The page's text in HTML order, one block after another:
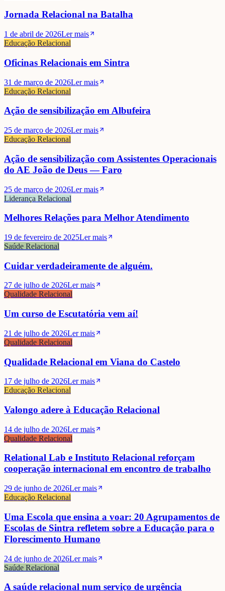
Jornada Relacional na Batalha
1 de abril de 2026Ler mais
Educação Relacional
Oficinas Relacionais em Sintra
31 de março de 2026Ler mais
Educação Relacional
Ação de sensibilização em Albufeira
25 de março de 2026Ler mais
Educação Relacional
Ação de sensibilização com Assistentes Operacionais
do AE João de Deus — Faro
25 de março de 2026Ler mais
Liderança Relacional
Melhores Relações para Melhor Atendimento
19 de fevereiro de 2025Ler mais
Saúde Relacional
Cuidar verdadeiramente de alguém.
27 de julho de 2026Ler mais
Qualidade Relacional
Um curso de Escutatória vem aí!
21 de julho de 2026Ler mais
Qualidade Relacional
Qualidade Relacional em Viana do Castelo
17 de julho de 2026Ler mais
Educação Relacional
Valongo adere à Educação Relacional
14 de julho de 2026Ler mais
Qualidade Relacional
Relational Lab e Instituto Relacional reforçam
cooperação internacional em encontro de trabalho
29 de junho de 2026Ler mais
Educação Relacional
Uma Escola que ensina a voar: 20 Agrupamentos de
Escolas de Sintra refletem sobre a Educação para o
Florescimento Humano
24 de junho de 2026Ler mais
Saúde Relacional
A saúde relacional num serviço de urgência